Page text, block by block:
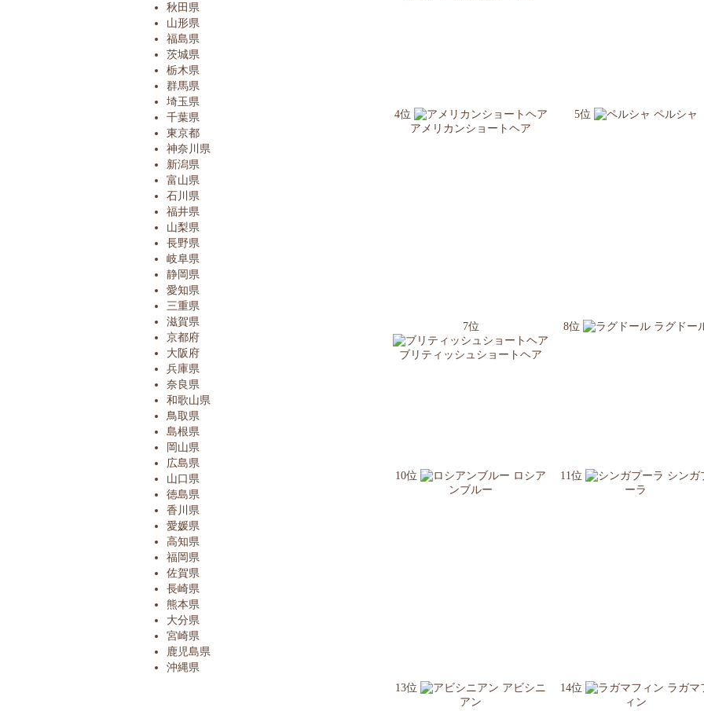
秋田県
山形県
福島県
茨城県
栃木県
群馬県
埼玉県
千葉県
東京都
神奈川県
新潟県
富山県
石川県
福井県
山梨県
長野県
岐阜県
静岡県
愛知県
三重県
滋賀県
京都府
大阪府
兵庫県
奈良県
和歌山県
鳥取県
島根県
岡山県
広島県
山口県
徳島県
香川県
愛媛県
高知県
福岡県
佐賀県
長崎県
熊本県
大分県
宮崎県
鹿児島県
沖縄県
4位
アメリカンショートヘア
5位 ペルシャ
7位
ブリティッシュショートヘア
8位 ラグドー
10位
ロシア
ンブルー
11位
シンガ
ーラ
13位
アビシニ
アン
14位
ラガマ
ィン